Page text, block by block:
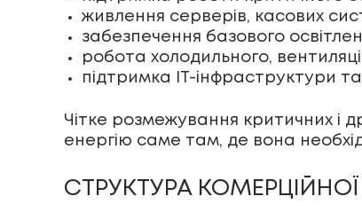
живлення серверів, касових
забезпечення базового
робота холодильного,
підтримка IT-інфраструктури
Чітке розмежування критичних і
енергію саме там, де вона
СТРУКТУРА